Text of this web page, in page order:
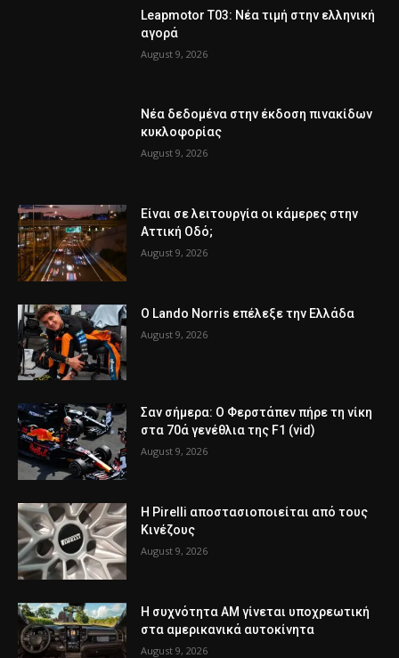
Leapmotor T03: Νέα τιμή στην ελληνική
αγορά
August 9, 2026
Νέα δεδομένα στην έκδοση πινακίδων
κυκλοφορίας
August 9, 2026
Είναι σε λειτουργία οι κάμερες στην
Αττική Οδό;
August 9, 2026
Ο Lando Norris επέλεξε την Ελλάδα
August 9, 2026
Σαν σήμερα: Ο Φερστάπεν πήρε τη νίκη
στα 70ά γενέθλια της F1 (vid)
August 9, 2026
Η Pirelli αποστασιοποιείται από τους
Κινέζους
August 9, 2026
Η συχνότητα AM γίνεται υποχρεωτική
στα αμερικανικά αυτοκίνητα
August 9, 2026